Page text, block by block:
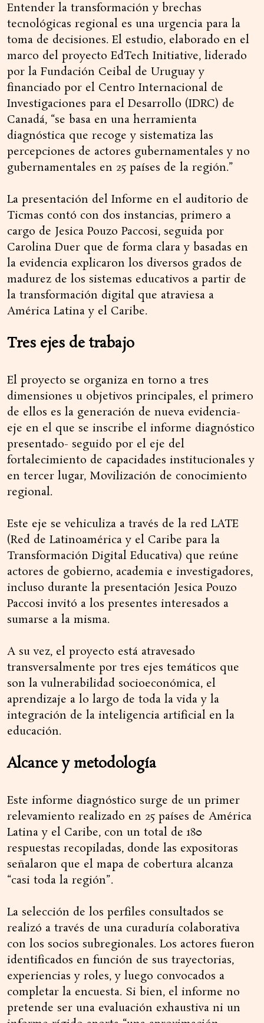
Entender la transformación y brechas
tecnológicas regional es una urgencia para la
toma de decisiones. El estudio, elaborado en el
marco del proyecto EdTech Initiative, liderado
por la Fundación Ceibal de Uruguay y
financiado por el Centro Internacional de
Investigaciones para el Desarrollo (IDRC) de
Canadá, “se basa en una herramienta
diagnóstica que recoge y sistematiza las
percepciones de actores gubernamentales y no
gubernamentales en 25 países de la región.”
La presentación del Informe en el auditorio de
Ticmas contó con dos instancias, primero a
cargo de Jesica Pouzo Paccosi, seguida por
Carolina Duer que de forma clara y basadas en
la evidencia explicaron los diversos grados de
madurez de los sistemas educativos a partir de
la transformación digital que atraviesa a
América Latina y el Caribe.
Tres ejes de trabajo
El proyecto se organiza en torno a tres
dimensiones u objetivos principales, el primero
de ellos es la generación de nueva evidencia-
eje en el que se inscribe el informe diagnóstico
presentado- seguido por el eje del
fortalecimiento de capacidades institucionales y
en tercer lugar, Movilización de conocimiento
regional.
Este eje se vehiculiza a través de la red LATE
(Red de Latinoamérica y el Caribe para la
Transformación Digital Educativa) que reúne
actores de gobierno, academia e investigadores,
incluso durante la presentación Jesica Pouzo
Paccosi invitó a los presentes interesados a
sumarse a la misma.
A su vez, el proyecto está atravesado
transversalmente por tres ejes temáticos que
son la vulnerabilidad socioeconómica, el
aprendizaje a lo largo de toda la vida y la
integración de la inteligencia artificial en la
educación.
Alcance y metodología
Este informe diagnóstico surge de un primer
relevamiento realizado en 25 países de América
Latina y el Caribe, con un total de 180
respuestas recopiladas, donde las expositoras
señalaron que el mapa de cobertura alcanza
“casi toda la región”.
La selección de los perfiles consultados se
realizó a través de una curaduría colaborativa
con los socios subregionales. Los actores fueron
identificados en función de sus trayectorias,
experiencias y roles, y luego convocados a
completar la encuesta. Si bien, el informe no
pretende ser una evaluación exhaustiva ni un